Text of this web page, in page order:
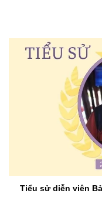
Tiểu sử diễn viên